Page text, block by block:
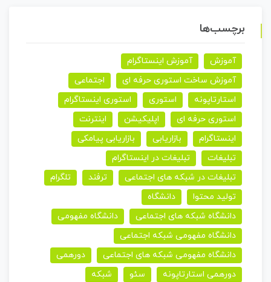
برچسب‌ها
آموزش
آموزش اینستاگرام
آموزش ساخت استوری حرفه ای
اجتماعی
استارتاپونه
استوری
استوری اینستاگرام
استوری حرفه ای
اپلیکیشن
اینترنت
اینستاگرام
بازاریابی
بازاریابی پیامکی
تبلیغات
تبلیغات در اینستاگرام
تبلیغات در شبکه های اجتماعی
ترفند
تلگرام
تولید محتوا
دانشگاه
دانشگاه شبکه های اجتماعی
دانشگاه مفهومی
دانشگاه مفهومی شبکه اجتماعی
دانشگاه مفهومی شبکه های اجتماعی
دورهمی
دورهمی استارتاپونه
سئو
شبکه